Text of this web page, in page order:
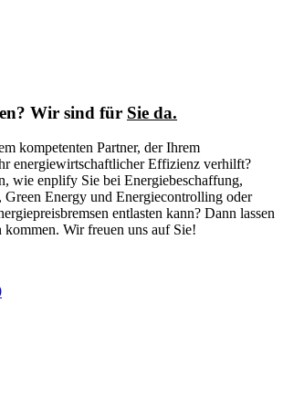
Wir sind für Sie da.
kompetenten Partner, der Ihrem
energiewirtschaftlicher Effizienz verhilft?
wie enplify Sie bei Energiebeschaffung,
Green Energy und Energiecontrolling oder
entlasten kann? Dann lassen
kommen. Wir freuen uns auf Sie!